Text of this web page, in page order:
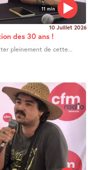
11 min
10 Juillet 2026
des 30 ans !
pleinement de cette...